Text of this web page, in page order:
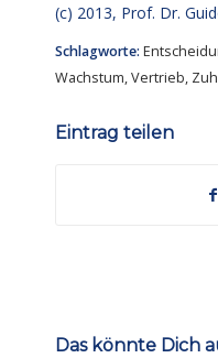
(c) 2013, Prof. Dr.
Schlagworte:
Wachstum,Vertrieb,
Eintrag teilen
Das könnte Dich